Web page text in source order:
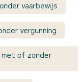
vaarbewijs
vergunning
met of zonder